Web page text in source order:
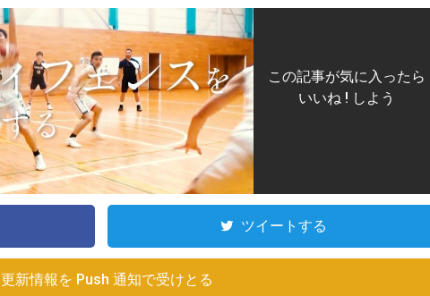
この記事が気に入ったら
いいね ! しよう
ツイートする
更新情報を Push 通知で受けとる